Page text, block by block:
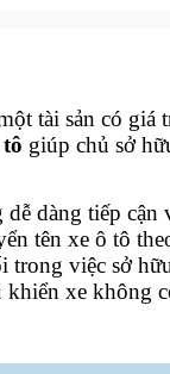
tài sản có giá
giúp chủ sở
dàng tiếp
tên xe ô tô
việc sở
xe không